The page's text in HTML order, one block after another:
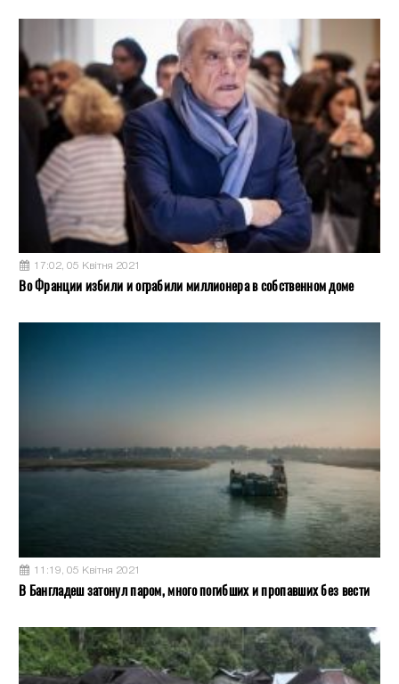
17:02, 05 Квітня 2021
Во Франции избили и ограбили миллионера в собственном доме
11:19, 05 Квітня 2021
В Бангладеш затонул паром, много погибших и пропавших без вести